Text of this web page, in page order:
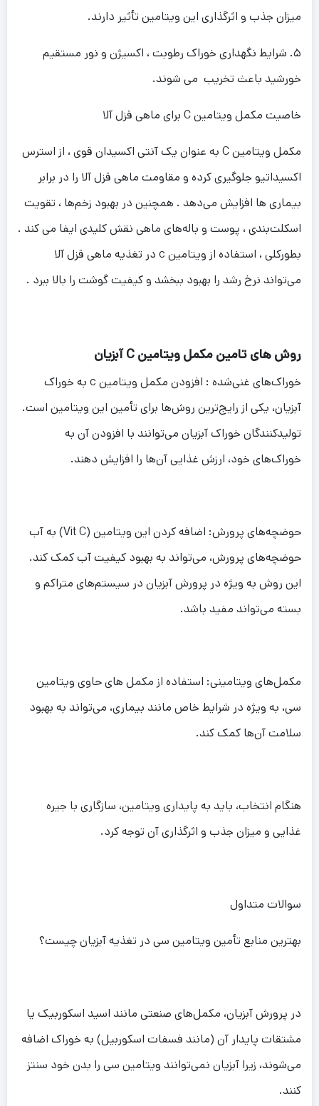
میزان جذب و اثرگذاری این ویتامین تأثیر دارند.
۵. شرایط نگهداری خوراک رطوبت ، اکسیژن و نور مستقیم
خورشید باعث تخریب می شوند.
خاصیت مکمل ویتامین C برای ماهی قزل آلا
مکمل ویتامین C به عنوان یک آنتی اکسیدان قوی ، از استرس
اکسیداتیو جلوگیری کرده و مقاومت ماهی قزل آلا را در برابر
بیماری‌ ها افزایش می‌دهد . همچنین در بهبود زخم‌ها ، تقویت
اسکلت‌بندی ، پوست و باله‌های ماهی نقش کلیدی ایفا می کند .
بطورکلی ، استفاده از ویتامین c در تغذیه ماهی قزل آلا
می‌تواند نرخ رشد را بهبود ببخشد و کیفیت گوشت را بالا ببرد .
روش های تامین مکمل ویتامین C آبزیان
خوراک‌های غنی‌شده : افزودن مکمل ویتامین c به خوراک
آبزیان، یکی از رایج‌ترین روش‌ها برای تأمین این ویتامین است.
تولیدکنندگان خوراک آبزیان می‌توانند با افزودن آن به
خوراک‌های خود، ارزش غذایی آن‌ها را افزایش دهند.
حوضچه‌های پرورش: اضافه کردن این ویتامین (Vit C) به آب
حوضچه‌های پرورش، می‌تواند به بهبود کیفیت آب کمک کند.
این روش به ویژه در پرورش آبزیان در سیستم‌های متراکم و
بسته می‌تواند مفید باشد.
مکمل‌های ویتامینی: استفاده از مکمل های حاوی ویتامین
سی، به ویژه در شرایط خاص مانند بیماری، می‌تواند به بهبود
سلامت آن‌ها کمک کند.
هنگام انتخاب، باید به پایداری ویتامین، سازگاری با جیره
غذایی و میزان جذب و اثرگذاری آن توجه کرد.
سوالات متداول
بهترین منابع تأمین ویتامین سی در تغذیه آبزیان چیست؟
در پرورش آبزیان، مکمل‌های صنعتی مانند اسید اسکوربیک یا
مشتقات پایدار آن (مانند فسفات اسکوربیل) به خوراک اضافه
می‌شوند، زیرا آبزیان نمی‌توانند ویتامین سی را بدن خود سنتز
کنند.